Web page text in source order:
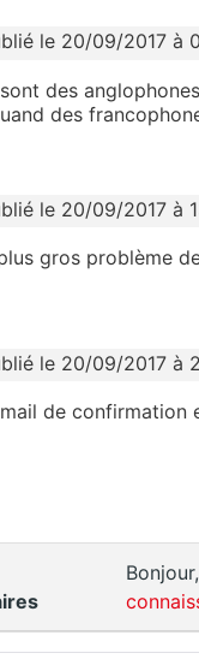
le 20/09/2017 à
des
des
le 20/09/2017 à
gros problème
le 20/09/2017 à
de confirmation